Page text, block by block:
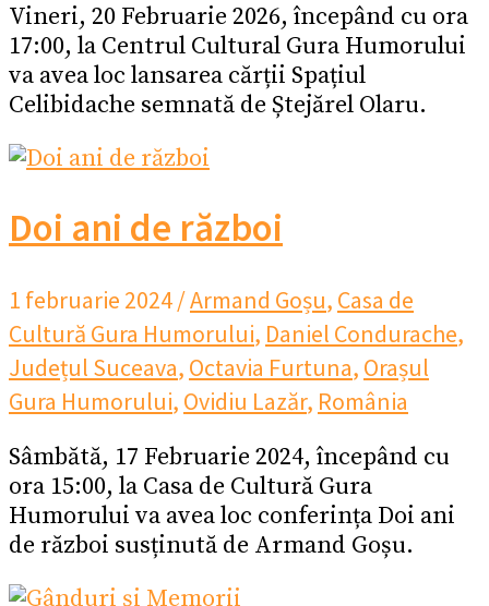
Vineri, 20 Februarie 2026, începând cu ora
17:00, la Centrul Cultural Gura Humorului
va avea loc lansarea cărții Spațiul
Celibidache semnată de Ștejărel Olaru.
Doi ani de război
1 februarie 2024/Armand Goșu, Casa de
Cultură Gura Humorului, Daniel Condurache,
Județul Suceava, Octavia Furtuna, Orașul
Gura Humorului, Ovidiu Lazăr, România
Sâmbătă, 17 Februarie 2024, începând cu
ora 15:00, la Casa de Cultură Gura
Humorului va avea loc conferința Doi ani
de război susținută de Armand Goșu.